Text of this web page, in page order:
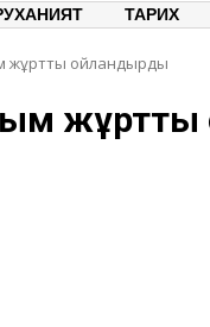
ТАРИХ
жұртты ойландырды